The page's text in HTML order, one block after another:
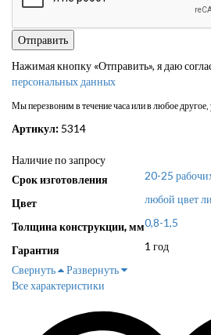
Нажимая кнопку «Отправить», я даю
персональных данных
Мы перезвоним в течение часа или в любое
Артикул: 5314
Наличие по запросу
Срок изготовления
20-25
Цвет любой цвет
Толщина конструкции, мм0,8-1,5
Гарантия
1 год
Свернуть
Развернуть
Все характеристики